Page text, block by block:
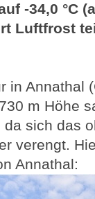
-34,0 °C
Luftfrost
in Annathal
m Höhe
sich das
verengt.
Annathal: